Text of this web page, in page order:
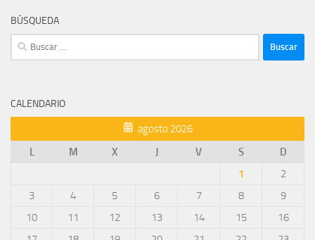
BÚSQUEDA
Buscar:
CALENDARIO
agosto 2026
L
M X J V S
D
1
2
3
4 5 6 7 8
9
10
11 12 13 14 15
16